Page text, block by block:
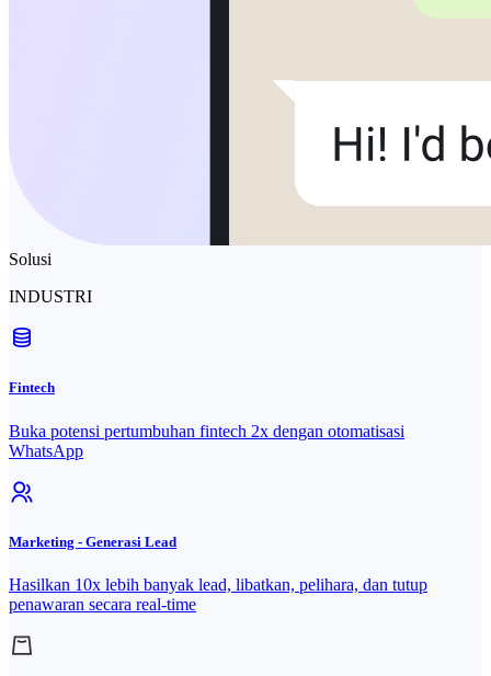
Solusi
INDUSTRI
Fintech
Buka potensi pertumbuhan fintech 2x dengan otomatisasi
WhatsApp
Marketing - Generasi Lead
Hasilkan 10x lebih banyak lead, libatkan, pelihara, dan tutup
penawaran secara real-time